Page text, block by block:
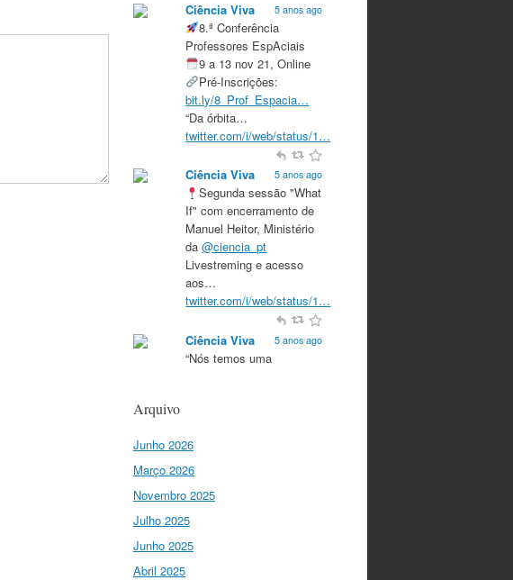
Ciência Viva 5 anos ago
8.ª Conferência
Professores EspAciais
9 a 13 nov 21, Online
Pré-Inscrições:
bit.ly/8_Prof_Espacia…
“Da órbita…
twitter.com/i/web/status/1…
Ciência Viva 5 anos ago
Segunda sessão "What
If" com encerramento de
Manuel Heitor, Ministério
da@ciencia_pt
Livestreming e acesso
aos…
twitter.com/i/web/status/1…
Ciência Viva 5 anos ago
“Nós temos uma
conseguimos criar…
twitter.com/i/web/status/1…
Ciência Viva
“O que nos distingue de
outros locais é a nossa
Arquivo
Junho 2026
Março 2026
Novembro 2025
Julho 2025
Junho 2025
Abril 2025